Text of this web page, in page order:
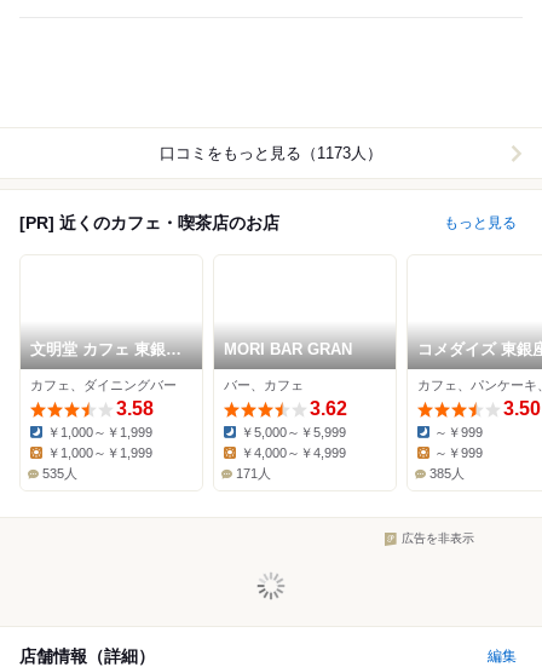
口コミをもっと見る（1173人）
[PR] 近くのカフェ・喫茶店のお店 もっと見る
文明堂 カフェ 東銀座
店
カフェ、ダイニングバー
3.58
Dinner:
￥1,000～￥1,999
￥1,000～￥1,999
535人
MORI BAR GRAN
バー、カフェ
3.62
Dinner:
￥5,000～￥5,999
￥4,000～￥4,999
171人
コメダイズ 東銀
3.50
Dinner:
～￥999
～￥999
385人
広告を非表示
店舗情報（詳細） 編集